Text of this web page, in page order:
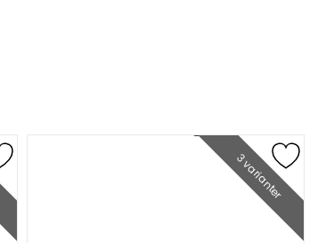
3 varianter